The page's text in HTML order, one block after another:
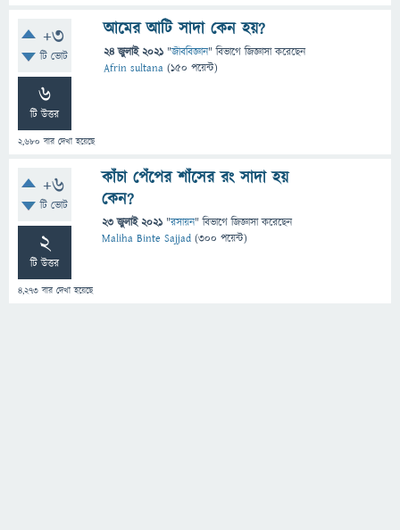
+3
টি ভোট
6
টি উত্তর
2,680 বার দেখা হয়েছে
আমের আটি সাদা কেন হয়?
24 জুলাই 2021 "জীববিজ্ঞান" বিভাগে জিজ্ঞাসাকরেছেন
Afrin sultana (150 পয়েন্ট)
+6
টি ভোট
2
টি উত্তর
4,273 বার দেখা হয়েছে
কাঁচা পেঁপের শাঁসের রং সাদা হয়
কেন?
23 জুলাই 2021 "রসায়ন" বিভাগে জিজ্ঞাসাকরেছেন
Maliha Binte Sajjad (300 পয়েন্ট)